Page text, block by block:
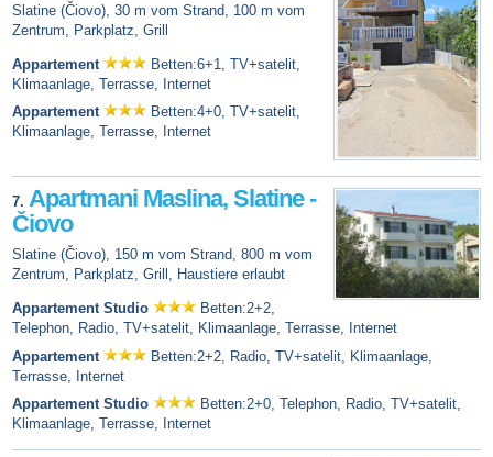
Slatine (Čiovo), 30 m vom Strand, 100 m vom
Zentrum, Parkplatz, Grill
Appartement
Betten:6+1, TV+satelit,
Klimaanlage, Terrasse, Internet
Appartement
Betten:4+0, TV+satelit,
Klimaanlage, Terrasse, Internet
7. Apartmani Maslina, Slatine -
Čiovo
Slatine (Čiovo), 150 m vom Strand, 800 m vom
Zentrum, Parkplatz, Grill, Haustiere erlaubt
Appartement Studio
Betten:2+2,
Telephon, Radio, TV+satelit, Klimaanlage, Terrasse, Internet
Appartement
Betten:2+2, Radio, TV+satelit, Klimaanlage,
Terrasse, Internet
Appartement Studio
Betten:2+0, Telephon, Radio, TV+satelit,
Klimaanlage, Terrasse, Internet